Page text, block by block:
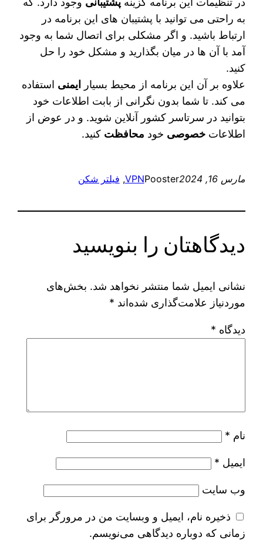
به راحتی می‌ توانید با پشتیبان‌ های این برنامه در
ارتباط باشید. و اگر مشکلی برای اتصال شما به وجود
آمد با آن ها در میان بگذارید و مشکل خود را حل
کنید.
علاوه بر آن این برنامه از محیط بسیار
ایمنی استفاده
می‌ کند. تا شما بدون نگرانی از بابت اطلاعات خود
بتوانید در سرتاسر کشور آنلاین شوید. و در عوض از
اطلاعاتخصوصی خود محافظت کنید.
مارس 16, 2024 Pooster
VPN
, فیلتر شکن
دیدگاهتان را بنویسید
نشانی ایمیل شما منتشر نخواهد شد. بخش‌های
موردنیاز علامت‌گذاری شده‌اند *
دیدگاه *
نام *
ایمیل *
وب‌ سایت
ذخیره نام، ایمیل و وبسایت من در مرورگر برای
زمانی که دوباره دیدگاهی می‌نویسم.